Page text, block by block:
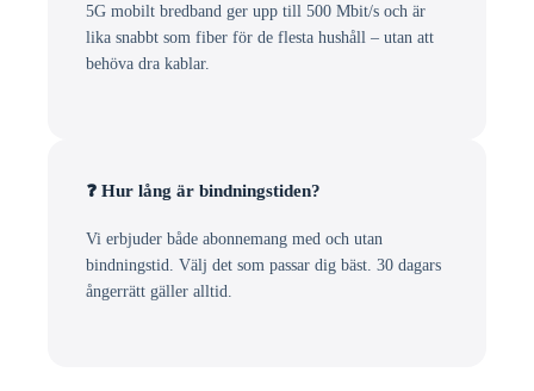
5G mobilt bredband ger upp till 500 Mbit/s och är
lika snabbt som fiber för de flesta hushåll – utan att
behöva dra kablar.
❓ Hur lång är bindningstiden?
Vi erbjuder både abonnemang med och utan
bindningstid. Välj det som passar dig bäst. 30 dagars
ångerrätt gäller alltid.